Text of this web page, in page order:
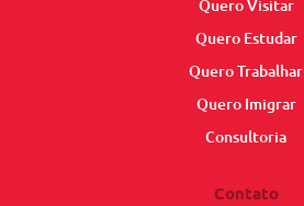
Quero Visitar
Quero Estudar
Quero Trabalhar
Quero Imigrar
Consultoria
Contato